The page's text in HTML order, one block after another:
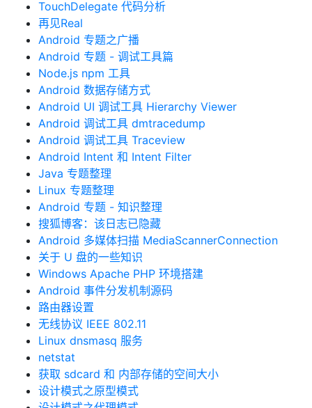
TouchDelegate 代码分析
再见Real
Android 专题之广播
Android 专题 - 调试工具篇
Node.js npm 工具
Android 数据存储方式
Android UI 调试工具 Hierarchy Viewer
Android 调试工具 dmtracedump
Android 调试工具 Traceview
Android Intent 和 Intent Filter
Java 专题整理
Linux 专题整理
Android 专题 - 知识整理
搜狐博客：该日志已隐藏
Android 多媒体扫描 MediaScannerConnection
关于 U 盘的一些知识
Windows Apache PHP 环境搭建
Android 事件分发机制源码
路由器设置
无线协议 IEEE 802.11
Linux dnsmasq 服务
netstat
获取 sdcard 和 内部存储的空间大小
设计模式之原型模式